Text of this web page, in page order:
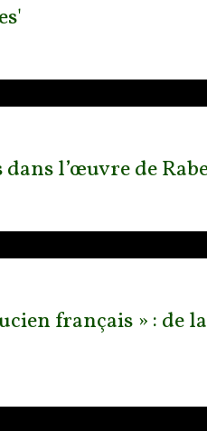
l’œuvre de
français » :